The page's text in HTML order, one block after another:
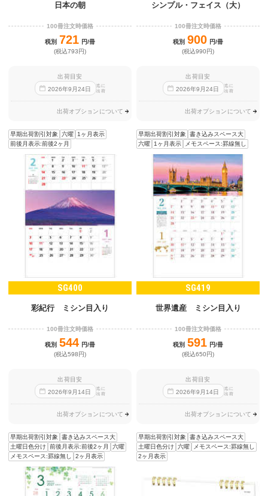
日本の朝
100冊注文時価格
税別 721 円/冊
(税込793円)
出荷目安
2026年9 月24日
迄に
出荷
出荷オプションについて
早期出荷割引対象 六曜 1ヶ月表示
前後月表示:前後2ヶ月
シンプル・フェイス（大）
100冊注文時価格
税別 900 円/冊
(税込990円)
出荷目安
2026年9 月24日
迄に
出荷
出荷オプションについて
早期出荷割引対象
書き込みスペース大
六曜 1ヶ月表示 メモスペース:罫線無し
SG400
彩紀行 ミシン目入り
100冊注文時価格
税別 544 円/冊
(税込598円)
出荷目安
2026年9 月14日
迄に
出荷
出荷オプションについて
早期出荷割引対象
書き込みスペース大
土曜日色分け
前後月表示:前後2ヶ月
六曜
メモスペース:罫線無し
2ヶ月表示
SG419
世界遺産 ミシン目入り
100冊注文時価格
税別 591 円/冊
(税込650円)
出荷目安
2026年9 月14日
迄に
出荷
出荷オプションについて
早期出荷割引対象
書き込みスペース大
土曜日色分け
六曜
メモスペース:罫線無し
2ヶ月表示